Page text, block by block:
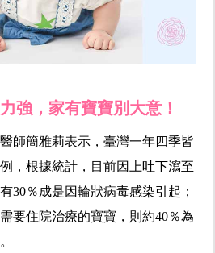
強，家有寶寶別大意！
師簡雅莉表示，臺灣一年四季皆
，根據統計，目前因上吐下瀉至
30％成是因輪狀病毒感染引起；
要住院治療的寶寶，則約40％為